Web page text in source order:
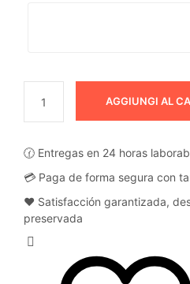
AGGIUNGI AL
🕜 Entregas en 24 horas
💳 Paga de forma segura con
❤️ Satisfacción garantizada,
preservada